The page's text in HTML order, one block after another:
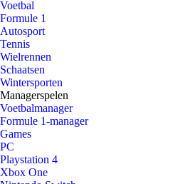
Voetbal
Formule 1
Autosport
Tennis
Wielrennen
Schaatsen
Wintersporten
Managerspelen
Voetbalmanager
Formule 1-manager
Games
PC
Playstation 4
Xbox One